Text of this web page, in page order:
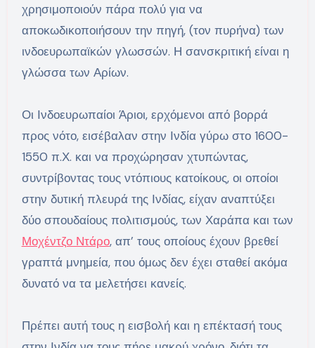
χρησιμοποιούν πάρα πολύ για να
αποκωδικοποιήσουν την πηγή, (τον πυρήνα) των
ινδοευρωπαϊκών γλωσσών. Η σανσκριτική είναι η
γλώσσα των Αρίων.
Οι Ινδοευρωπαίοι Άριοι, ερχόμενοι από βορρά
προς νότο, εισέβαλαν στην Ινδία γύρω στο 1600-
1550 π.Χ. και να προχώρησαν χτυπώντας,
συντρίβοντας τους ντόπιους κατοίκους, οι οποίοι
στην δυτική πλευρά της Ινδίας, είχαν αναπτύξει
δύο σπουδαίους πολιτισμούς, των Χαράπα και των
Μοχέντζο Ντάρο, απ’ τους οποίους έχουν βρεθεί
γραπτά μνημεία, που όμως δεν έχει σταθεί ακόμα
δυνατό να τα μελετήσει κανείς.
Πρέπει αυτή τους η εισβολή και η επέκτασή τους